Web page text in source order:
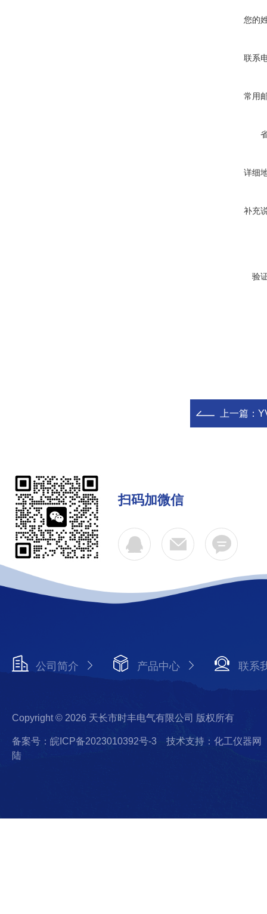
您的
联系
常用
详细
补充
验
上一篇：
扫码加微信
公司简介 产品中心 联系
Copyright © 2026 天长市时丰电气有限公司 版权所有
备案号：皖ICP备2023010392号-3
技术支持：化工仪器网
陆